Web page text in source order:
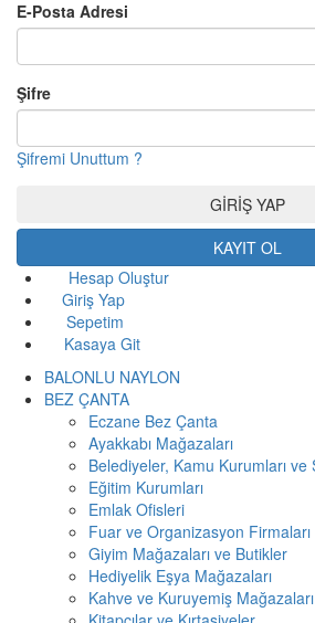
E-Posta Adresi
Şifre
Şifremi Unuttum ?
KAYIT OL
Hesap Oluştur
Giriş Yap
Sepetim
Kasaya Git
BALONLU NAYLON
BEZ ÇANTA
Eczane Bez Çanta
Ayakkabı Mağazaları
Belediyeler, Kamu Kurumları ve
Eğitim Kurumları
Emlak Ofisleri
Fuar ve Organizasyon Firmaları
Giyim Mağazaları ve Butikler
Hediyelik Eşya Mağazaları
Kahve ve Kuruyemiş Mağazaları